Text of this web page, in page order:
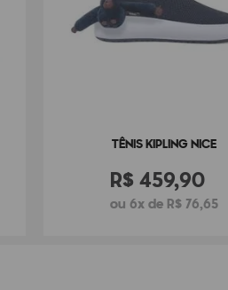
TÊNIS KIPLING NICE
R$459,90
ou 6x de R$ 76,65